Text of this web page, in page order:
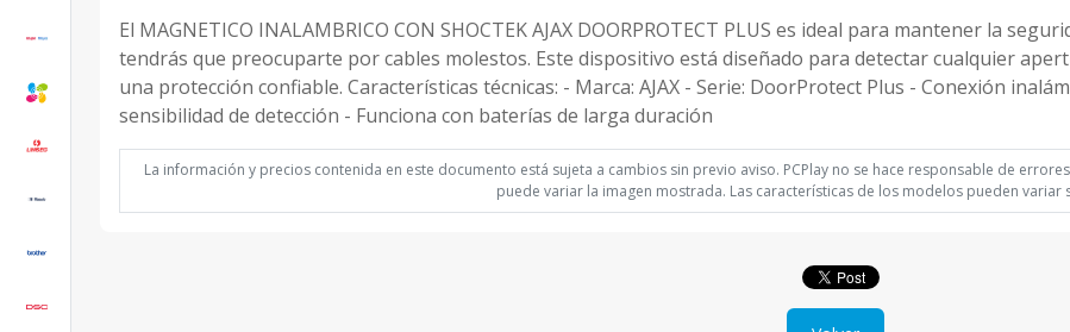
El MAGNETICO INALAMBRICO CON SHOCTEK AJAX DOORPROTECT PLUS es ideal para mantener la
tendrás que preocuparte por cables molestos. Este dispositivo está diseñado para detectar cualquier
una protección confiable. Características técnicas: - Marca: AJAX - Serie: DoorProtect Plus - Conexión
sensibilidad de detección - Funciona con baterías de larga duración
La información y precios contenida en este documento está sujeta a cambios sin previo aviso. PCPlay no se hace responsable de
puede variar la imagen mostrada. Las características de los modelos pueden variar